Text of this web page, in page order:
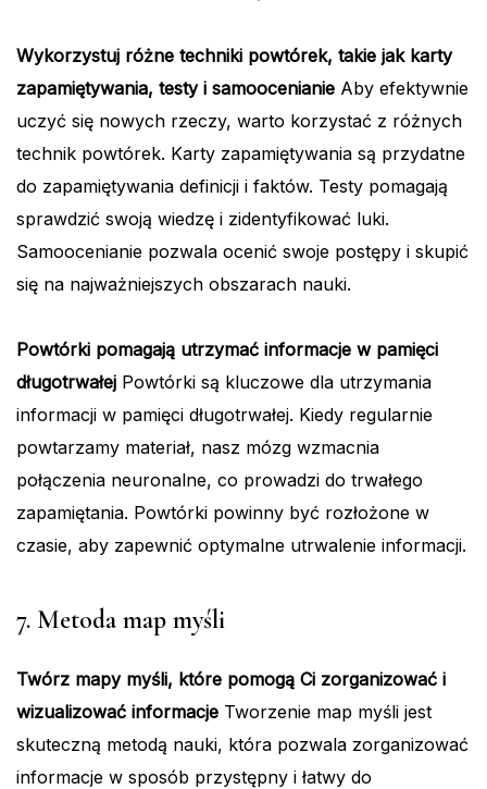
Wykorzystuj różne techniki powtórek, takie jak karty
zapamiętywania, testy i samoocenianie Aby efektywnie
uczyć się nowych rzeczy, warto korzystać z różnych
technik powtórek. Karty zapamiętywania są przydatne
do zapamiętywania definicji i faktów. Testy pomagają
sprawdzić swoją wiedzę i zidentyfikować luki.
Samoocenianie pozwala ocenić swoje postępy i skupić
się na najważniejszych obszarach nauki.
Powtórki pomagają utrzymać informacje w pamięci
długotrwałej Powtórki są kluczowe dla utrzymania
informacji w pamięci długotrwałej. Kiedy regularnie
powtarzamy materiał, nasz mózg wzmacnia
połączenia neuronalne, co prowadzi do trwałego
zapamiętania. Powtórki powinny być rozłożone w
czasie, aby zapewnić optymalne utrwalenie informacji.
7. Metoda map myśli
Twórz mapy myśli, które pomogą Ci zorganizować i
wizualizować informacje Tworzenie map myśli jest
skuteczną metodą nauki, która pozwala zorganizować
informacje w sposób przystępny i łatwy do